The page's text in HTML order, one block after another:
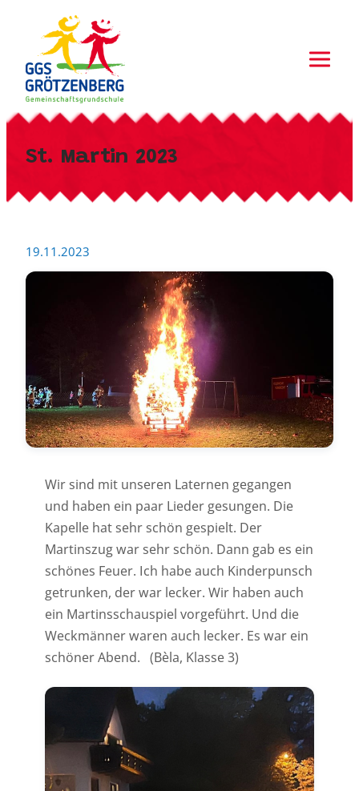
springen
St. Martin 2023
19.11.2023
Wir sind mit unseren Laternen gegangen
und haben ein paar Lieder gesungen. Die
Kapelle hat sehr schön gespielt. Der
Martinszug war sehr schön. Dann gab es ein
schönes Feuer. Ich habe auch Kinderpunsch
getrunken, der war lecker. Wir haben auch
ein Martinsschauspiel vorgeführt. Und die
Weckmänner waren auch lecker. Es war ein
schöner Abend. (Bèla, Klasse 3)